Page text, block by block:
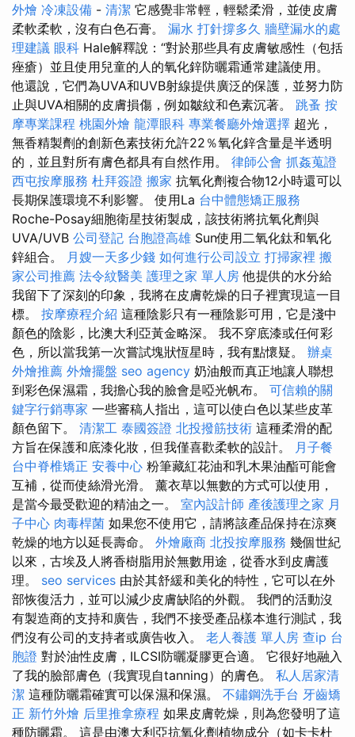
外燴 冷凍設備 - 清潔 它感覺非常輕，輕鬆柔滑，並使皮膚
柔軟柔軟，沒有白色石膏。 漏水 打針撐多久 牆壁漏水的處
理建議 眼科 Hale解釋說：“對於那些具有皮膚敏感性（包括
痤瘡）並且使用兒童的人的氧化鋅防曬霜通常建議使用。
他還說，它們為UVA和UVB射線提供廣泛的保護，並努力防
止與UVA相關的皮膚損傷，例如皺紋和色素沉著。 跳蚤 按
摩專業課程 桃園外燴 龍潭眼科 專業餐廳外燴選擇 超光，
無香精製劑的創新色素技術允許22％氧化鋅含量是半透明
的，並且對所有膚色都具有自然作用。 律師公會 抓姦蒐證
西屯按摩服務 杜拜簽證 搬家 抗氧化劑複合物12小時還可以
長期保護環境不利影響。 使用La 台中體態矯正服務
Roche-Posay細胞衛星技術製成，該技術將抗氧化劑與
UVA/UVB 公司登記 台胞證高雄 Sun使用二氧化鈦和氧化
鋅組合。 月嫂一天多少錢 如何進行公司設立 打掃家裡 搬
家公司推薦 法令紋醫美 護理之家 單人房 他提供的水分給
我留下了深刻的印象，我將在皮膚乾燥的日子裡實現這一目
標。 按摩療程介紹 這種陰影只有一種陰影可用，它是淺中
顏色的陰影，比澳大利亞黃金略深。 我不穿底漆或任何彩
色，所以當我第一次嘗試塊狀恆星時，我有點懷疑。 辦桌
外燴推薦 外燴擺盤 seo agency 奶油般而真正地讓人聯想
到彩色保濕霜，我擔心我的臉會是啞光帆布。 可信賴的關
鍵字行銷專家 一些審稿人指出，這可以使白色以某些皮革
顏色留下。 清潔工 泰國簽證 北投撥筋技術 這種柔滑的配
方旨在保護和底漆化妝，但我僅喜歡柔軟的設計。 月子餐
台中脊椎矯正 安養中心 粉筆藏紅花油和乳木果油酯可能會
互補，從而使絲滑光滑。 薰衣草以無數的方式可以使用，
是當今最受歡迎的精油之一。 室內設計師 產後護理之家 月
子中心 肉毒桿菌 如果您不使用它，請將該產品保持在涼爽
乾燥的地方以延長壽命。 外燴廠商 北投按摩服務 幾個世紀
以來，古埃及人將香樹脂用於無數用途，從香水到皮膚護
理。 seo services 由於其舒緩和美化的特性，它可以在外
部恢復活力，並可以減少皮膚缺陷的外觀。 我們的活動沒
有製造商的支持和廣告，我們不接受產品樣本進行測試，我
們沒有公司的支持者或廣告收入。 老人養護 單人房 查ip 台
胞證 對於油性皮膚，ILCSI防曬凝膠更合適。 它很好地融入
了我的臉部膚色（我實現自tanning）的膚色。 私人居家清
潔 這種防曬霜確實可以保濕和保濕。 不鏽鋼洗手台 牙齒矯
正 新竹外燴 后里推拿療程 如果皮膚乾燥，則為您發明了這
種防曬霜。 這是由澳大利亞抗氧化劑植物成分（如卡卡杜